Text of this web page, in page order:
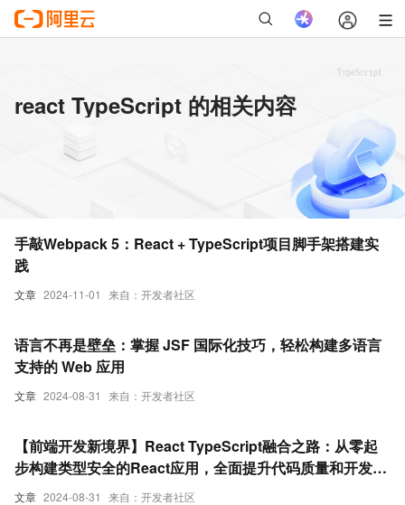
react TypeScript 的相关内容
文章 2024-11-01 来自：开发者社区
手敲Webpack 5：React + TypeScript项目脚手架搭建实
践
文章 2024-08-31 来自：开发者社区
语言不再是壁垒：掌握 JSF 国际化技巧，轻松构建多语言
支持的 Web 应用
文章 2024-08-31 来自：开发者社区
【前端开发新境界】React TypeScript融合之路：从零起
步构建类型安全的React应用，全面提升代码质量和开发效
率的实战指南！